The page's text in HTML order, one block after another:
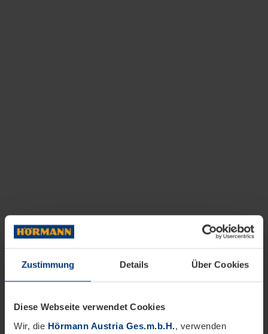
Zustimmung Details Über Cookies
Diese Webseite verwendet Cookies
Wir, die Hörmann Austria Ges.m.b.H., verwenden